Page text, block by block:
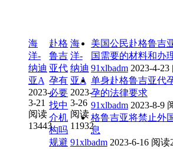
海
洋-
纳迪
亚A
2023-
3-21
阅读
13443
赴格
鲁吉
亚代
孕有
必要
找中
介机
构吗
规避
海
洋-
纳迪
亚A
2023-
3-26
阅读
11932
美国公民赴格鲁吉
国需要的材料和办
91xlbadm 2023-4-23
单身赴格鲁吉亚代
孕的法律要求
91xlbadm 2023-8-9
格鲁吉亚将禁止外
息
91xlbadm 2023-6-16 阅读